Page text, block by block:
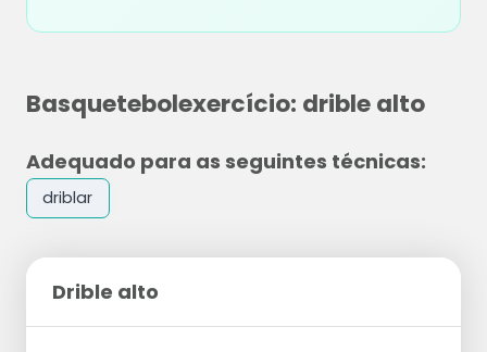
Basquetebolexercício: drible alto
Adequado para as seguintes técnicas:
driblar
Drible alto